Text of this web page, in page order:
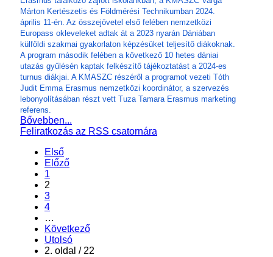
Márton Kertészetis és Földmérési Technikumban 2024.
április 11-én. Az összejövetel első felében nemzetközi
Europass okleveleket adtak át a 2023 nyarán Dániában
külföldi szakmai gyakorlaton képzésüket teljesítő diákoknak.
A program második felében a következő 10 hetes dániai
utazás gyűlésén kaptak felkészítő tájékoztatást a 2024-es
turnus diákjai. A KMASZC részéről a programot vezeti Tóth
Judit Emma Erasmus nemzetközi koordinátor, a szervezés
lebonyolításában részt vett Tuza Tamara Erasmus marketing
referens.
Bővebben...
Feliratkozás az RSS csatornára
Első
Előző
1
2
3
4
…
Következő
Utolsó
2. oldal / 22